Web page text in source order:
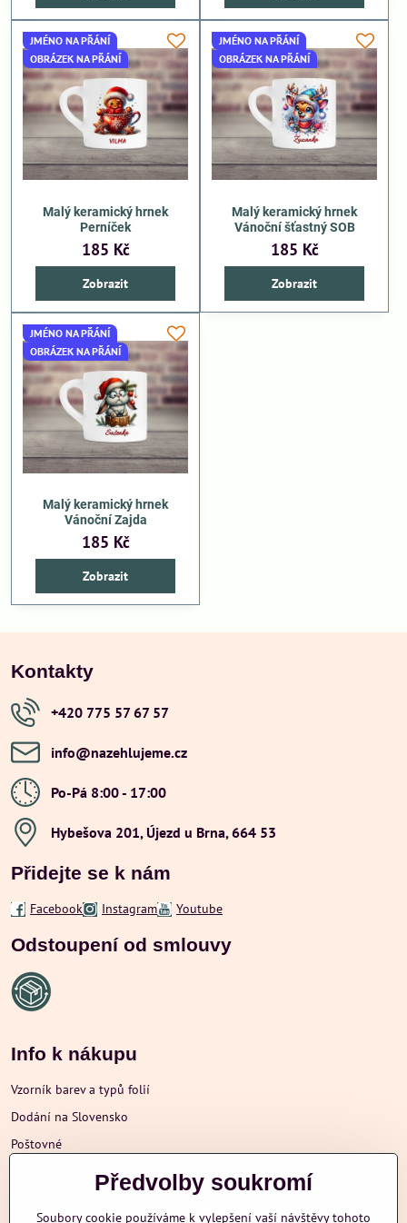
JMÉNO NA PŘÁNÍ
OBRÁZEK NA PŘÁNÍ
Malý keramický hrnek
Perníček
185 Kč
Zobrazit
JMÉNO NA PŘÁNÍ
OBRÁZEK NA PŘÁNÍ
Malý keramický hrnek
Vánoční šťastný SOB
185 Kč
Zobrazit
JMÉNO NA PŘÁNÍ
OBRÁZEK NA PŘÁNÍ
Malý keramický hrnek
Vánoční Zajda
185 Kč
Zobrazit
Kontakty
+420 775 57 67 57
info​@nazehlujeme​.cz
Po-Pá 8:00 - 17:00
Hybešova 201, Újezd u Brna, 664 53
Přidejte se k nám
Facebook Instagram Youtube
Odstoupení od smlouvy
Info k nákupu
Vzorník barev a typů folií
Dodání na Slovensko
Poštovné
Obchodní podmínkyPředvolby soukromí
Soubory cookie používáme k vylepšení vaší návštěvy tohoto